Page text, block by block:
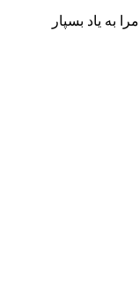
مرا به یاد بسپار